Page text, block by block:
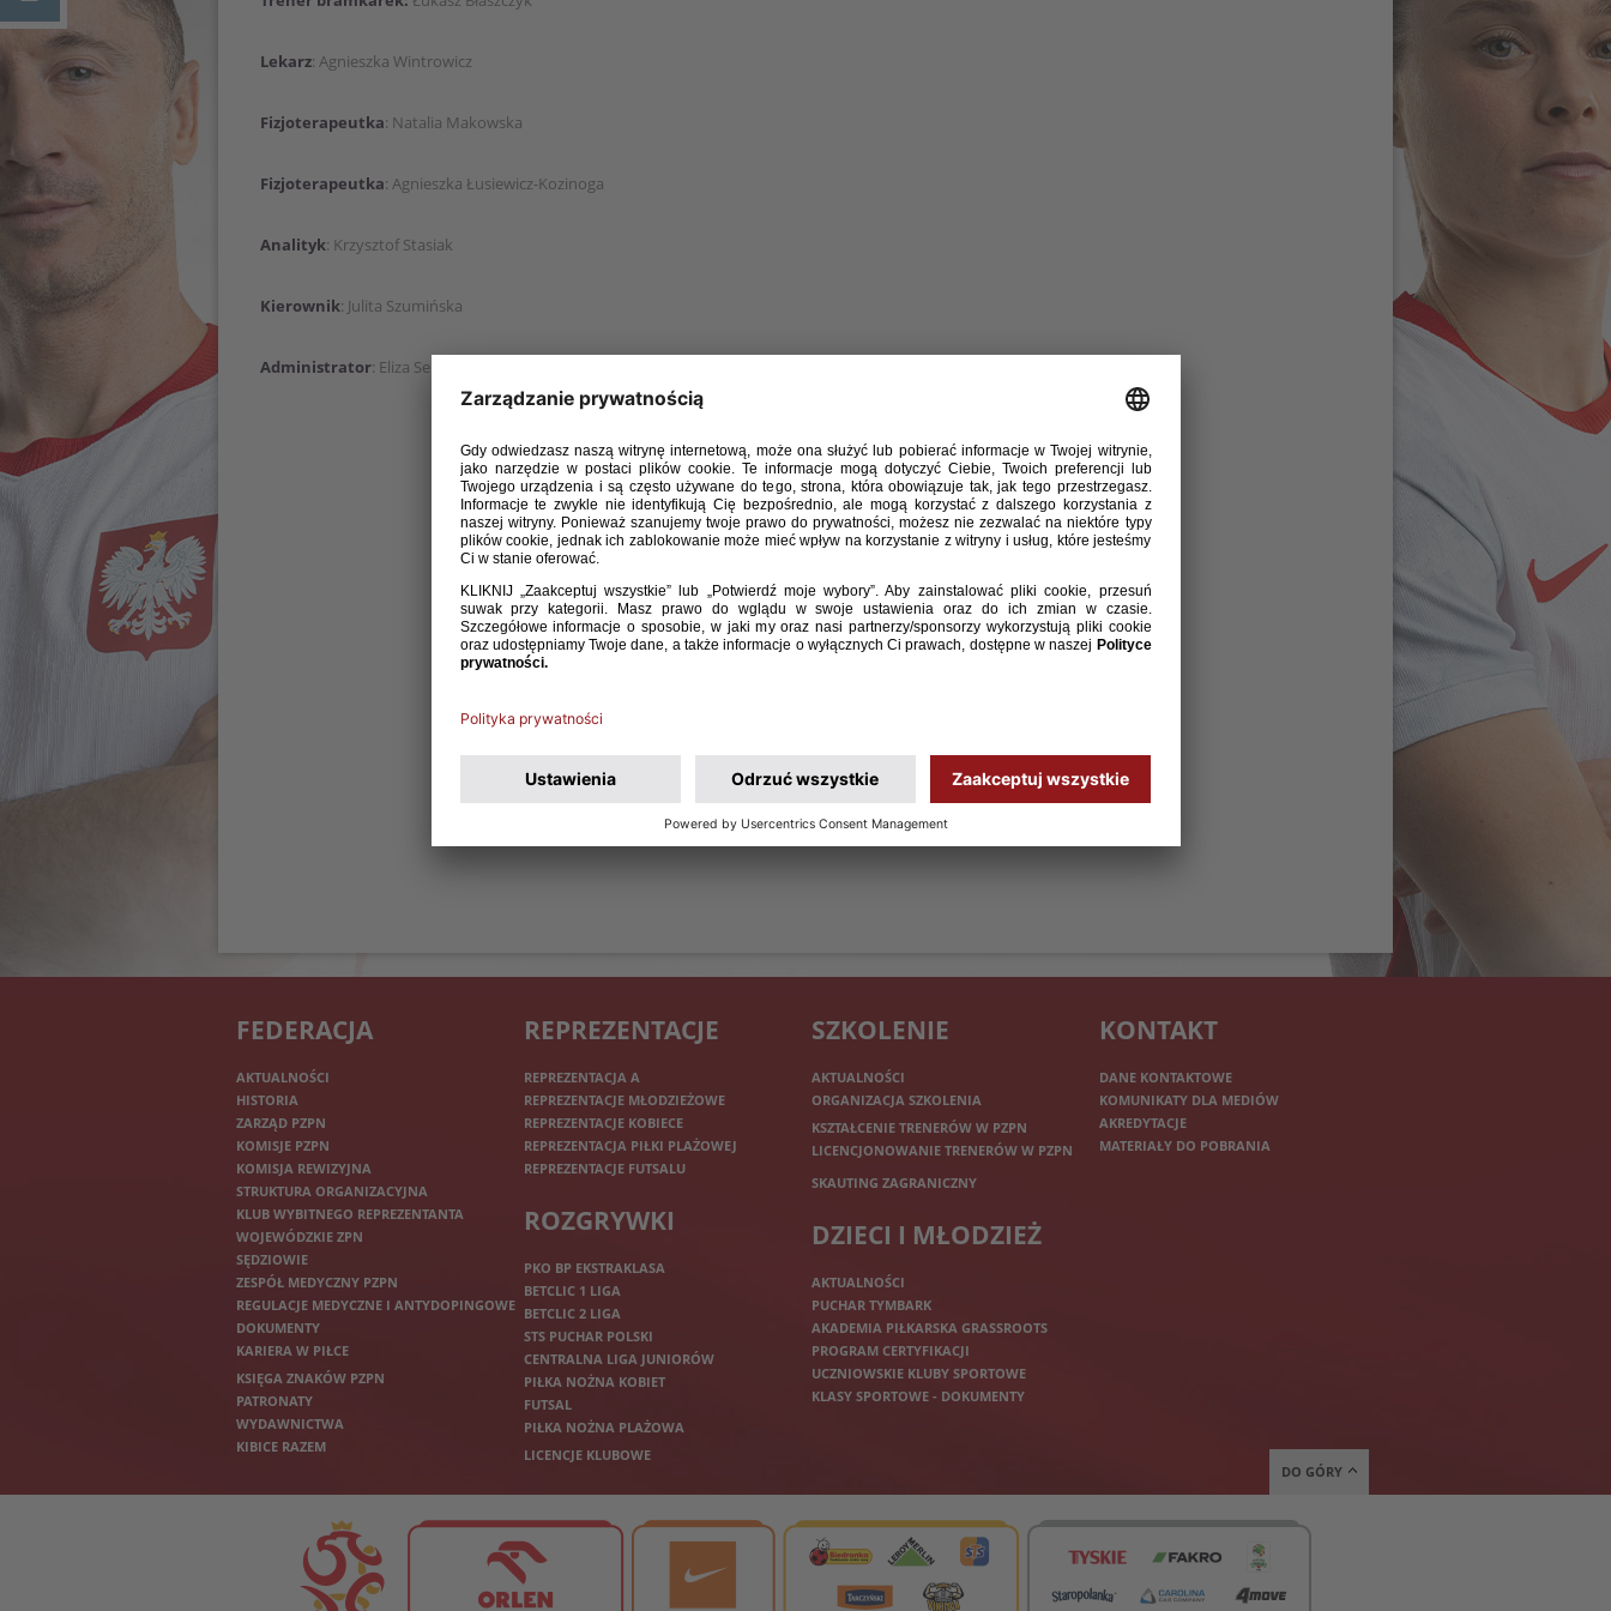
Lekarz: Agnieszka Wintrowicz
Fizjoterapeutka: Natalia Makowska
Fizjoterapeutka: Agnieszka Łusiewicz-Kozinoga
Analityk: Krzysztof Stasiak
Kierownik: Julita Szumińska
Administrator: Eliza Seniuk
FEDERACJA
AKTUALNOŚCI
HISTORIA
ZARZĄD PZPN
KOMISJE PZPN
KOMISJA REWIZYJNA
STRUKTURA ORGANIZACYJNA
KLUB WYBITNEGO REPREZENTANTA
WOJEWÓDZKIE ZPN
SĘDZIOWIE
ZESPÓŁ MEDYCZNY PZPN
REGULACJE MEDYCZNE I ANTYDOPINGOWE
DOKUMENTY
KARIERA W PIŁCE
KSIĘGA ZNAKÓW PZPN
PATRONATY
WYDAWNICTWA
KIBICE RAZEM
REPREZENTACJE
REPREZENTACJA A
REPREZENTACJE MŁODZIEŻOWE
REPREZENTACJE KOBIECE
REPREZENTACJA PIŁKI PLAŻOWEJ
REPREZENTACJE FUTSALU
ROZGRYWKI
PKO BP EKSTRAKLASA
BETCLIC 1 LIGA
BETCLIC 2 LIGA
STS PUCHAR POLSKI
CENTRALNA LIGA JUNIORÓW
PIŁKA NOŻNA KOBIET
FUTSAL
PIŁKA NOŻNA PLAŻOWA
LICENCJE KLUBOWE
SZKOLENIE
AKTUALNOŚCI
ORGANIZACJA SZKOLENIA
KSZTAŁCENIE TRENERÓW W PZPN
LICENCJONOWANIE TRENERÓW W PZPN
SKAUTING ZAGRANICZNY
DZIECI I MŁODZIEŻ
AKTUALNOŚCI
PUCHAR TYMBARK
AKADEMIA PIŁKARSKA GRASSROOTS
PROGRAM CERTYFIKACJI
UCZNIOWSKIE KLUBY SPORTOWE
KLASY SPORTOWE - DOKUMENTY
KONTAKT
DANE KONTAKTOWE
KOMUNIKATY DLA MEDIÓW
AKREDYTACJE
MATERIAŁY DO POBRANIA
DO GÓRY